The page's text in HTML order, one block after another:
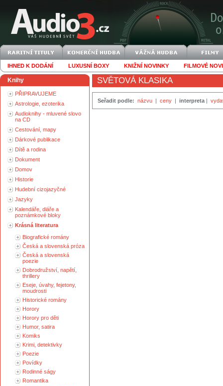
IHNED K DODÁNÍ LUXUSNÍ BOXY KNIŽNÍ NOVINKY FILMOVÉ
Knihy
PŘIPRAVUJEME
Astrologie, ezoterika
Audioknihy - mluvené slovo
na CD
Cestování, mapy
Dárkové publikace
Dítě a rodina
Dokument
Domov
Historie
Hudební cizojazyčné
Jazyky
Kalendáře, diáře a
poznámkové bloky
Krásná literatura
Biografické romány
Česká a slovenská próza
Česká a slovenská
poezie
Dobrodružství, napětí,
thrillery
Eseje, úvahy, fejetony,
moudrosti
Historické romány
Horory
Horory pro děti
Humor, satira
Komiks
Krimi, detektivky
Poezie
Povídky
Rodinné ságy
Romantika
SVĚTOVÁ KLASIKA
Seřadit podle: názvu | ceny | interpreta |